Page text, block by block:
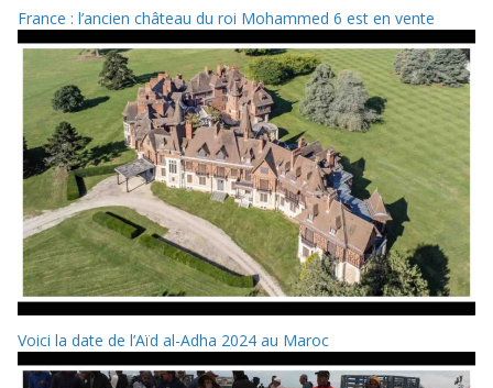
France : l’ancien château du roi Mohammed 6 est en vente
Voici la date de l’Aïd al-Adha 2024 au Maroc